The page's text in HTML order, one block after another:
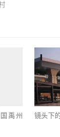
禹州
镜头下